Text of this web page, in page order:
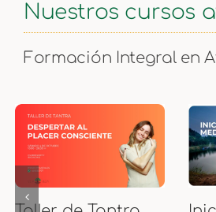
Nuestros cursos
Formación Integral en
Curso de Puntos